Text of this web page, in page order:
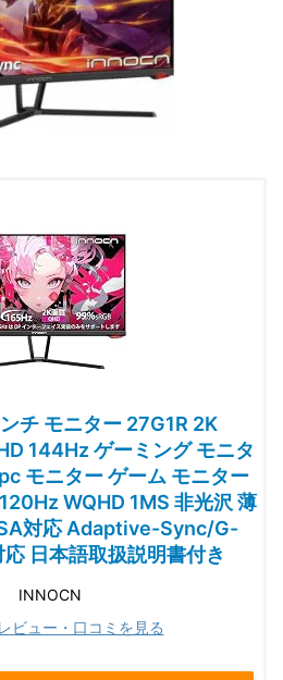
チ モニター 27G1R 2K
144Hz ゲーミング モニタ
モニター ゲーム モニター
WQHD 1MS 非光沢 薄
対応 Adaptive-Sync/G-
日本語取扱説明書付き
INNOCN
ビュー・口コミを見る